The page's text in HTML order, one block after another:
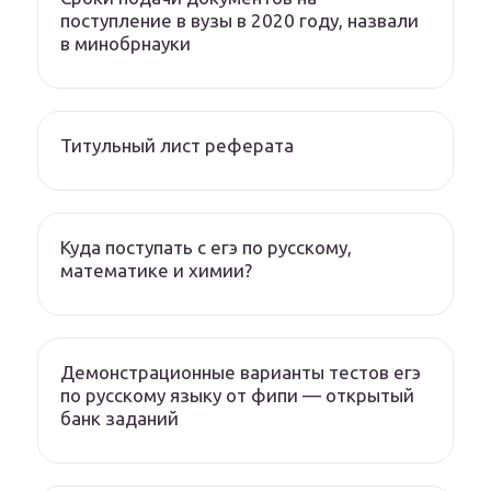
поступление в вузы в 2020 году, назвали
в минобрнауки
Титульный лист реферата
Куда поступать с егэ по русскому,
математике и химии?
Демонстрационные варианты тестов егэ
по русскому языку от фипи — открытый
банк заданий